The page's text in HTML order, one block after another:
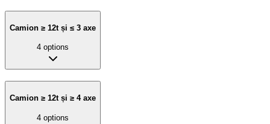
Camion ≥ 12t și ≤ 3 axe
4 options
Camion ≥ 12t și ≥ 4 axe
4 options